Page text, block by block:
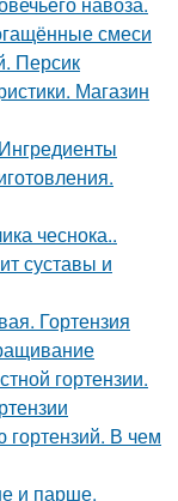
смеси
Персик
Магазин
чеснока..
суставы и
Гортензия
гортензии.
В чем
и парше.